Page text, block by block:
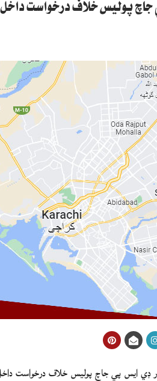
پوليس خلاف درخواست
ڊي ايس پي جاچ پوليس خلاف درخواست